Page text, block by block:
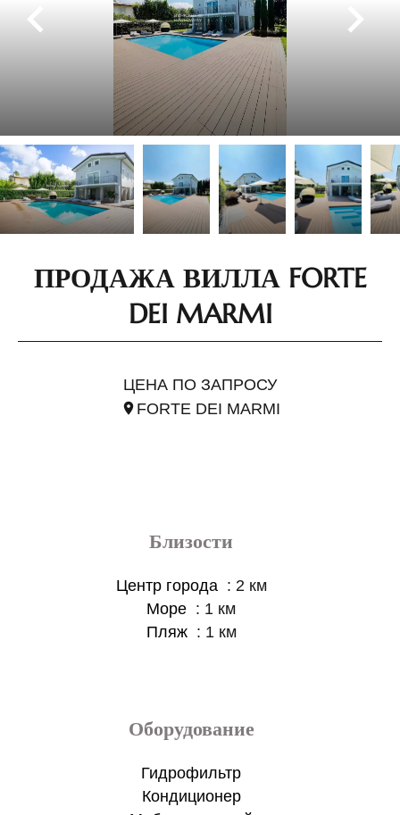
ПРОДАЖА ВИЛЛА FORTE
DEI MARMI
ЦЕНА ПО ЗАПРОСУ
FORTE DEI MARMI
Близости
Центр города
2 км
Море
1 км
Пляж
1 км
Оборудование
Гидрофильтр
Кондиционер